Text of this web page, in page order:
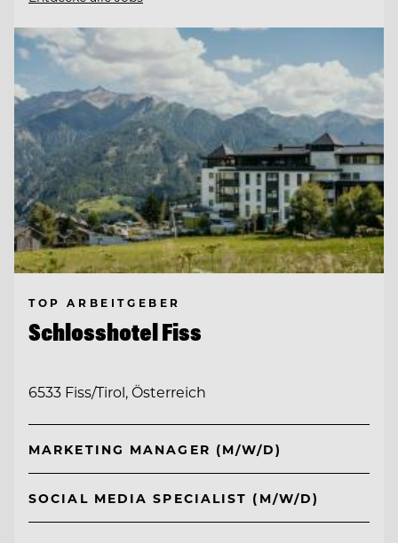
TOP ARBEITGEBER
Schlosshotel Fiss
6533 Fiss/Tirol, Österreich
MARKETING MANAGER (M/W/D)
SOCIAL MEDIA SPECIALIST (M/W/D)